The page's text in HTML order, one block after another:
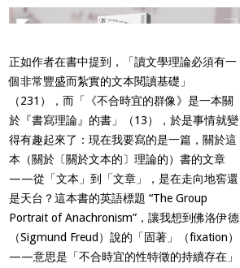
正如作者在書中提到，「讀文學理論必須有一
個非常豐盛而紮實的文本閱讀基礎」
（231），而「《不合時宜的群像》是一本關
於『書寫理論』的書」（13），於是事情就變
得有趣起來了：現在我要寫的是一篇，關於這
本（關於〔關於文本的〕理論的）書的文章
——從「文本」到「文章」，是在走向地窖還
是天台？這本書的英語標題 “The Group
Portrait of Anachronism”，讓我想到佛洛伊德
（Sigmund Freud）說的「固著」（fixation）
——意思是「不合時宜的性特徵的持續存在」